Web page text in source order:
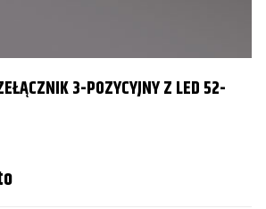
3-POZYCYJNY Z LED 52-